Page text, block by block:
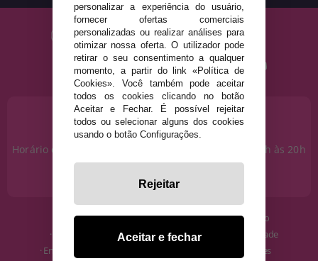
PRECISA DE AJUDA?
915 793 695
Horário de segunda a sexta das 10h às 14h e das 17h às 20h
info@disfracestuyyo.pt
· Quem somos
· Como comprar
· Envios e Devoluções
· Condições de uso
· Política de Privacidade
· Política de Cookies
personalizar a experiência do usuário,
fornecer ofertas comerciais
personalizadas ou realizar análises para
otimizar nossa oferta. O utilizador pode
retirar o seu consentimento a qualquer
momento, a partir do link «Política de
Cookies». Você também pode aceitar
todos os cookies clicando no botão
Aceitar e Fechar. É possível rejeitar
todos ou selecionar alguns dos cookies
usando o botão Configurações.
Rejeitar
Aceitar e fechar